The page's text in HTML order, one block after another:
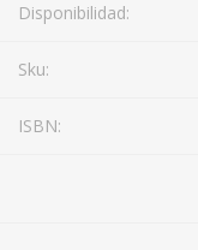
Disponibilidad:
Sku:
ISBN: